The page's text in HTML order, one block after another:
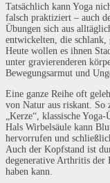
Tatsächlich kann Yoga
falsch praktiziert – auch
Übungen sich aus
entwickelten, die schlank,
Heute wollen es ihnen
unter gravierenderen
Bewegungsarmut und
Eine ganze Reihe oft
von Natur aus riskant. So
„Kerze“, klassische
Hals Wirbelsäule kann
hervorrufen und
Auch der Kopfstand ist
degenerative Arthritis der
haben kann.